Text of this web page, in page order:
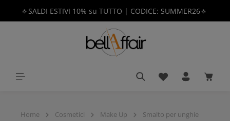
principale
🔅SALDI ESTIVI 10% su TUTTO | CODICE: SUMMER26🔅
Hai 0 articoli nella
Il
Home Cosmetici Make Up Smalto per unghie